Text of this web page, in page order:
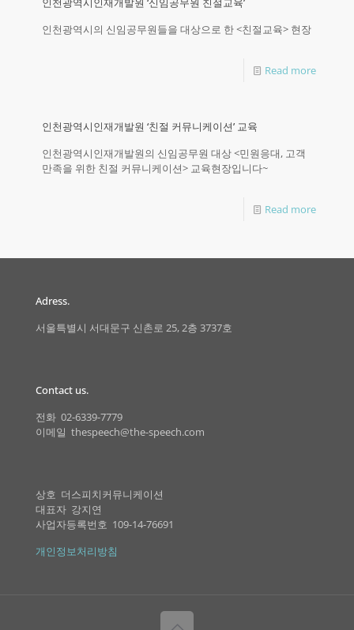
인천광역시의 신임공무원들을 대상으로 한 <친절교육> 현장
Read more
인천광역시인재개발원 ‘친절 커뮤니케이션’ 교육
인천광역시인재개발원의 신임공무원 대상 <민원응대, 고객
만족을 위한 친절 커뮤니케이션> 교육현장입니다~
Read more
Adress.
서울특별시 서대문구 신촌로 25, 2층 3737호
Contact us.
전화 02-6339-7779
이메일 thespeech@the-speech.com
상호 더스피치커뮤니케이션
대표자 강지연
사업자등록번호 109-14-76691
개인정보처리방침